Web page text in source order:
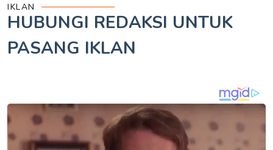
IKLAN
HUBUNGI REDAKSI UNTUK
PASANG IKLAN